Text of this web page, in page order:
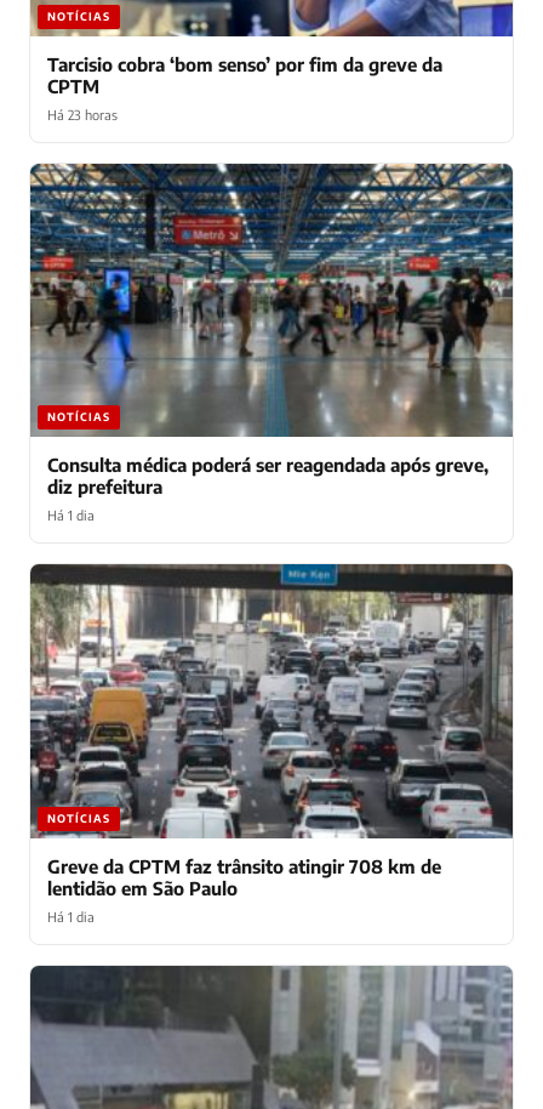
NOTÍCIAS
Tarcisio cobra ‘bom senso’ por fim da greve da
CPTM
Há 23 horas
NOTÍCIAS
Consulta médica poderá ser reagendada após greve,
diz prefeitura
Há 1 dia
NOTÍCIAS
Greve da CPTM faz trânsito atingir 708 km de
lentidão em São Paulo
Há 1 dia